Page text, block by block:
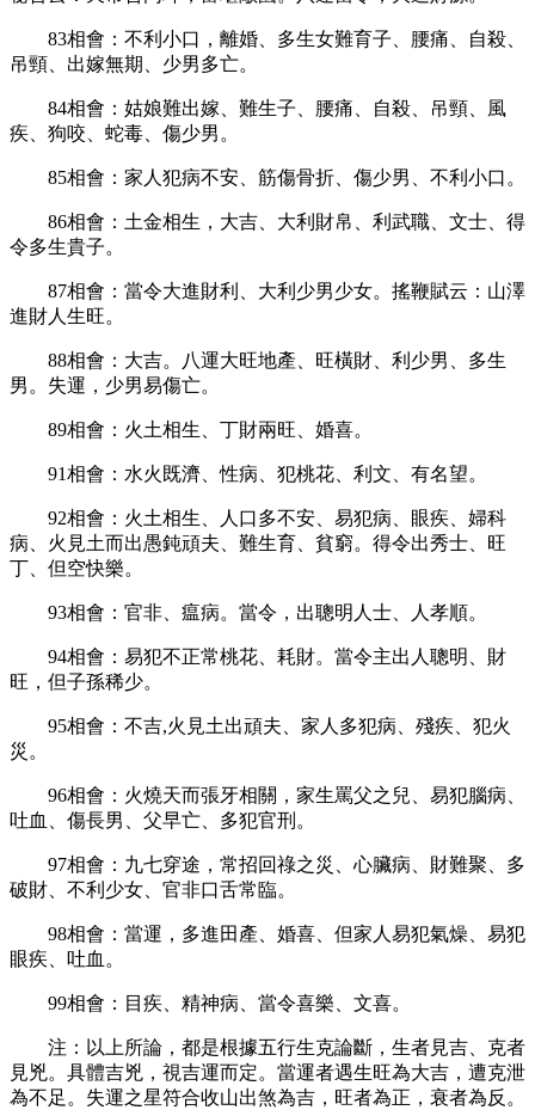
83相會：不利小口，離婚、多生女難育子、腰痛、自殺、
吊頸、出嫁無期、少男多亡。
84相會：姑娘難出嫁、難生子、腰痛、自殺、吊頸、風
疾、狗咬、蛇毒、傷少男。
85相會：家人犯病不安、筋傷骨折、傷少男、不利小口。
86相會：土金相生，大吉、大利財帛、利武職、文士、得
令多生貴子。
87相會：當令大進財利、大利少男少女。搖鞭賦云：山澤
進財人生旺。
88相會：大吉。八運大旺地產、旺橫財、利少男、多生
男。失運，少男易傷亡。
89相會：火土相生、丁財兩旺、婚喜。
91相會：水火既濟、性病、犯桃花、利文、有名望。
92相會：火土相生、人口多不安、易犯病、眼疾、婦科
病、火見土而出愚鈍頑夫、難生育、貧窮。得令出秀士、旺
丁、但空快樂。
93相會：官非、瘟病。當令，出聰明人士、人孝順。
94相會：易犯不正常桃花、耗財。當令主出人聰明、財
旺，但子孫稀少。
95相會：不吉,火見土出頑夫、家人多犯病、殘疾、犯火
災。
96相會：火燒天而張牙相關，家生罵父之兒、易犯腦病、
吐血、傷長男、父早亡、多犯官刑。
97相會：九七穿途，常招回祿之災、心臟病、財難聚、多
破財、不利少女、官非口舌常臨。
98相會：當運，多進田產、婚喜、但家人易犯氣燥、易犯
眼疾、吐血。
99相會：目疾、精神病、當令喜樂、文喜。
注：以上所論，都是根據五行生克論斷，生者見吉、克者
見兇。具體吉兇，視吉運而定。當運者遇生旺為大吉，遭克泄
為不足。失運之星符合收山出煞為吉，旺者為正，衰者為反。